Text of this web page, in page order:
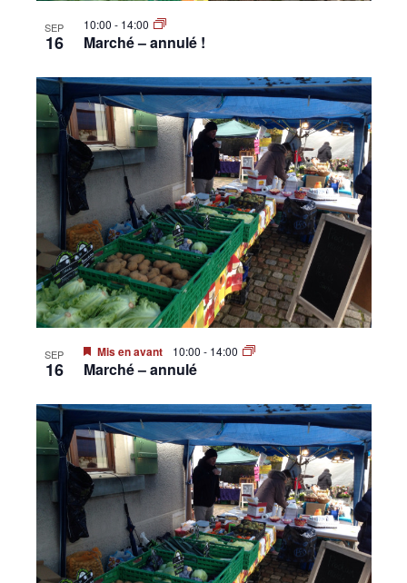
SEP
16
10:00 - 14:00
Marché – annulé !
SEP
16
Mis en avant 10:00 - 14:00
Marché – annulé